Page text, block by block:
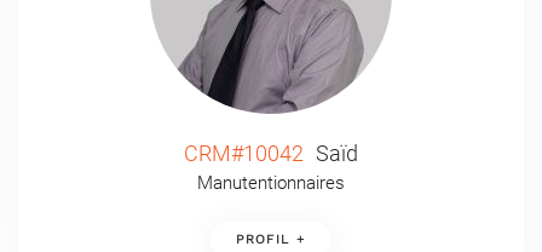
CRM#10042 Saïd
Manutentionnaires
PROFIL +